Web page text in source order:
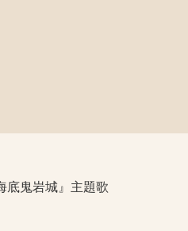
底鬼岩城』主題歌